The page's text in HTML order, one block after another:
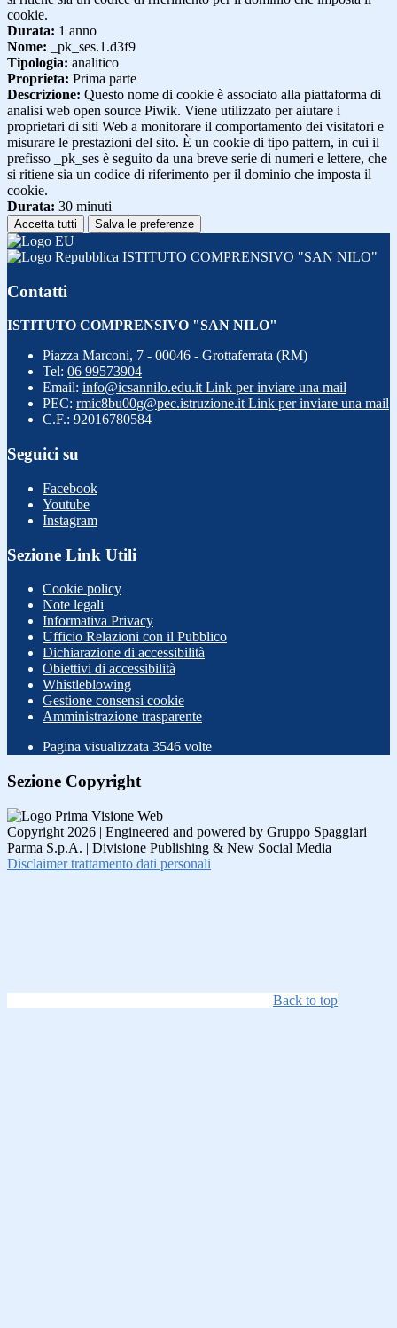
cookie.
Durata: 1 anno
Nome: _pk_ses.1.d3f9
Tipologia: analitico
Proprieta: Prima parte
Descrizione: Questo nome di cookie è associato alla piattaforma di
analisi web open source Piwik. Viene utilizzato per aiutare i
proprietari di siti Web a monitorare il comportamento dei visitatori e
misurare le prestazioni del sito. È un cookie di tipo pattern, in cui il
prefisso _pk_ses è seguito da una breve serie di numeri e lettere, che
si ritiene sia un codice di riferimento per il dominio che imposta il
cookie.
Durata: 30 minuti
Accetta tutti Salva le preferenze
ISTITUTO COMPRENSIVO "SAN NILO"
Contatti
ISTITUTO COMPRENSIVO "SAN NILO"
Piazza Marconi, 7 - 00046 - Grottaferrata (RM)
Tel: 06 99573904
Email: info@icsannilo.edu.it Link per inviare una mail
PEC: rmic8bu00g@pec.istruzione.it Link per inviare una mail
C.F.: 92016780584
Seguici su
Facebook
Youtube
Instagram
Sezione Link Utili
Cookie policy
Note legali
Informativa Privacy
Ufficio Relazioni con il Pubblico
Dichiarazione di accessibilità
Obiettivi di accessibilità
Whistleblowing
Gestione consensi cookie
Amministrazione trasparente
Pagina visualizzata 3546 volte
Sezione Copyright
Copyright 2026 | Engineered and powered by Gruppo Spaggiari
Parma S.p.A. | Divisione Publishing & New Social Media
Disclaimer trattamento dati personali
Back to top